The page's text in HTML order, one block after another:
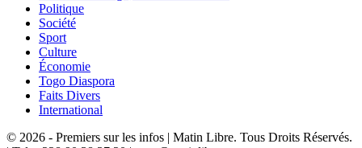
Politique
Société
Sport
Culture
Économie
Togo Diaspora
Faits Divers
International
© 2026 - Premiers sur les infos | Matin Libre. Tous Droits Réservés.